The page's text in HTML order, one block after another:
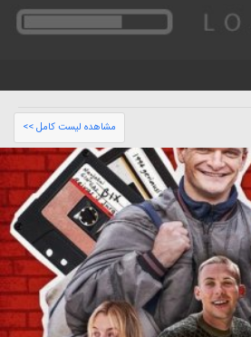
مشاهده لیست کامل >>